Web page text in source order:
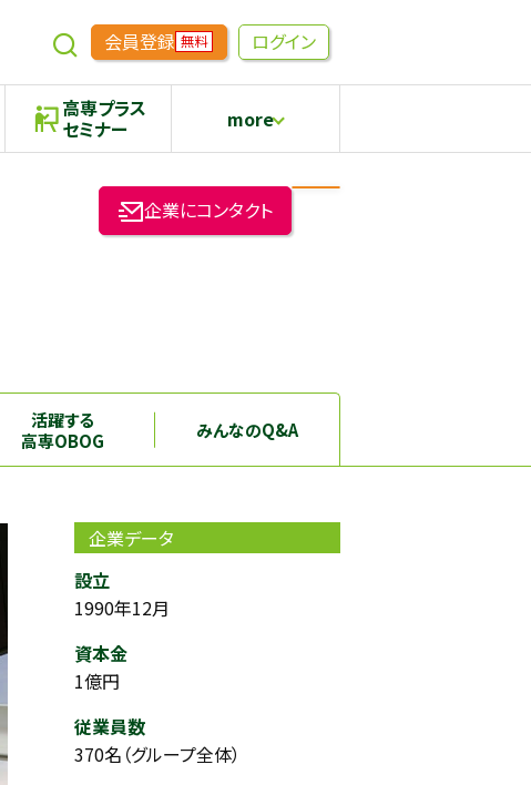
会員登録 無料 ログイン
高専プラス
セミナー more
高専生コミュニティめもらす
本科5年生・専攻科2年生向け
企業にコンタクト
活躍する
高専OBOG
みんなのQ&A
企業データ
設立
1990年12月
資本金
1億円
従業員数
370名（グループ全体）